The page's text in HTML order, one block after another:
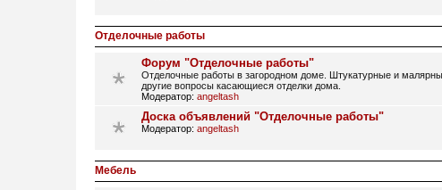
Отделочные работы
Форум "Отделочные работы"
Отделочные работы в загородном доме. Штукатурные и
другие вопросы касающиеся отделки дома.
Модератор: angeltash
Доска объявлений "Отделочные работы"
Модератор: angeltash
Мебель